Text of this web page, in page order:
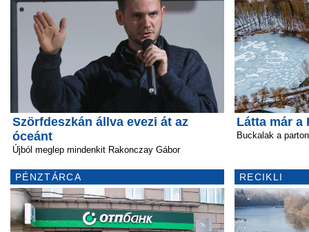
Szörfdeszkán állva evezi át az
óceánt
Újból meglep mindenkit Rakonczay Gábor
PÉNZTÁRCA
Látta már a
Buckalak a parton
RECIKLI